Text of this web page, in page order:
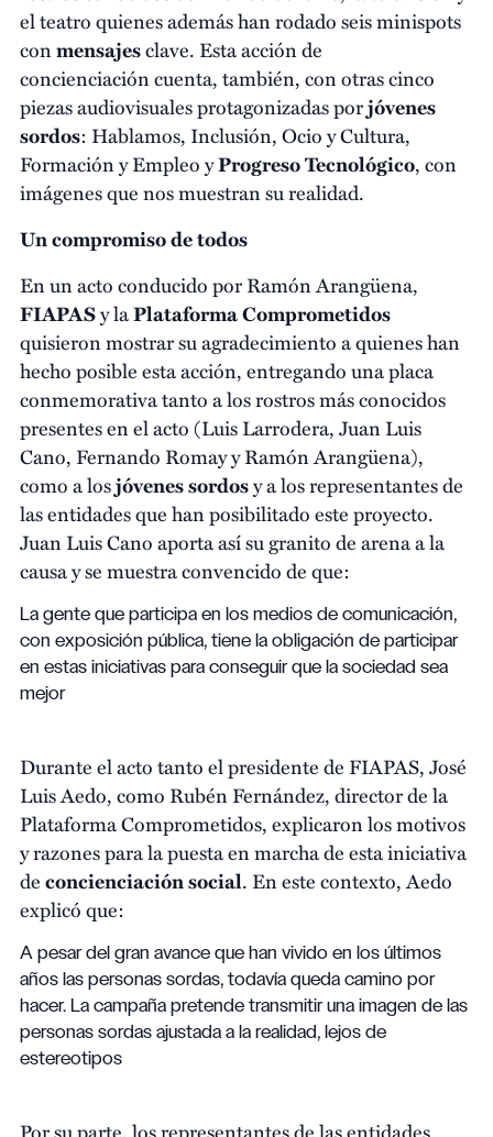
el teatro quienes además han rodado seis minispots
conmensajesclave. Esta acción de
concienciación cuenta, también, con otras cinco
piezas audiovisuales protagonizadas porjóvenes
sordos: Hablamos, Inclusión, Ocio y Cultura,
Formación y Empleo yProgreso Tecnológico, con
imágenes que nos muestran su realidad.
Un compromiso de todos
En un acto conducido por Ramón Arangüena,
FIAPASy laPlataforma Comprometidos
quisieron mostrar su agradecimiento a quienes han
hecho posible esta acción, entregando una placa
conmemorativa tanto a los rostros más conocidos
presentes en el acto (Luis Larrodera, Juan Luis
Cano, Fernando Romay y Ramón Arangüena),
como a losjóvenes sordosy a los representantes de
las entidades que han posibilitado este proyecto.
Juan Luis Cano aporta así su granito de arena a la
causa y se muestra convencido de que:
La gente que participa en los medios de comunicación,
con exposición pública, tiene la obligación de participar
en estas iniciativas para conseguir que la sociedad sea
mejor
Durante el acto tanto el presidente de FIAPAS, José
Luis Aedo, como Rubén Fernández, director de la
Plataforma Comprometidos, explicaron los motivos
y razones para la puesta en marcha de esta iniciativa
deconcienciación social. En este contexto, Aedo
explicó que:
A pesar del gran avance que han vivido en los últimos
años las personas sordas, todavía queda camino por
hacer. La campaña pretende transmitir una imagen de las
personas sordas ajustada a la realidad, lejos de
estereotipos
Por su parte, los representantes de las entidades